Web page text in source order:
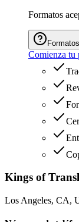
Formatos
Formatos
Comienza tu
Kings of
Los Angeles, CA,